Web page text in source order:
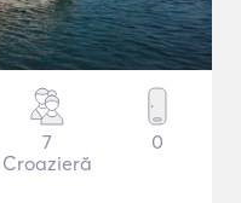
7
Croazieră
0